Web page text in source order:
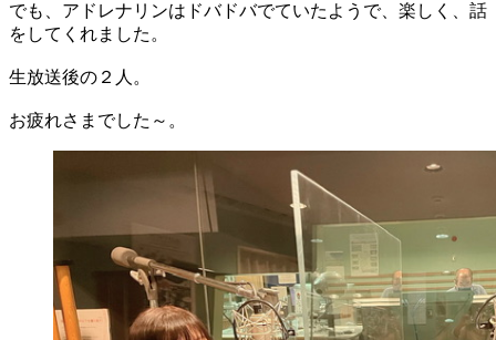
でも、アドレナリンはドバドバでていたようで、楽しく、話
をしてくれました。
生放送後の２人。
お疲れさまでした～。